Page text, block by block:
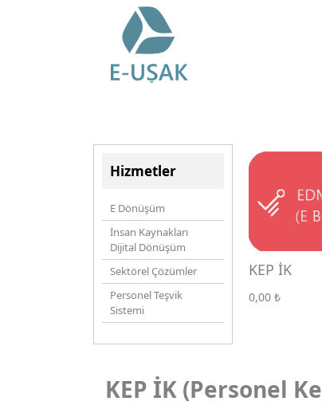
Hizmetler
E Dönüşüm
İnsan Kaynakları
Dijital Dönüşüm
Sektörel Çözümler
Personel Teşvik
Sistemi
KEP İK
0,00 ₺
KEP İK (Personel